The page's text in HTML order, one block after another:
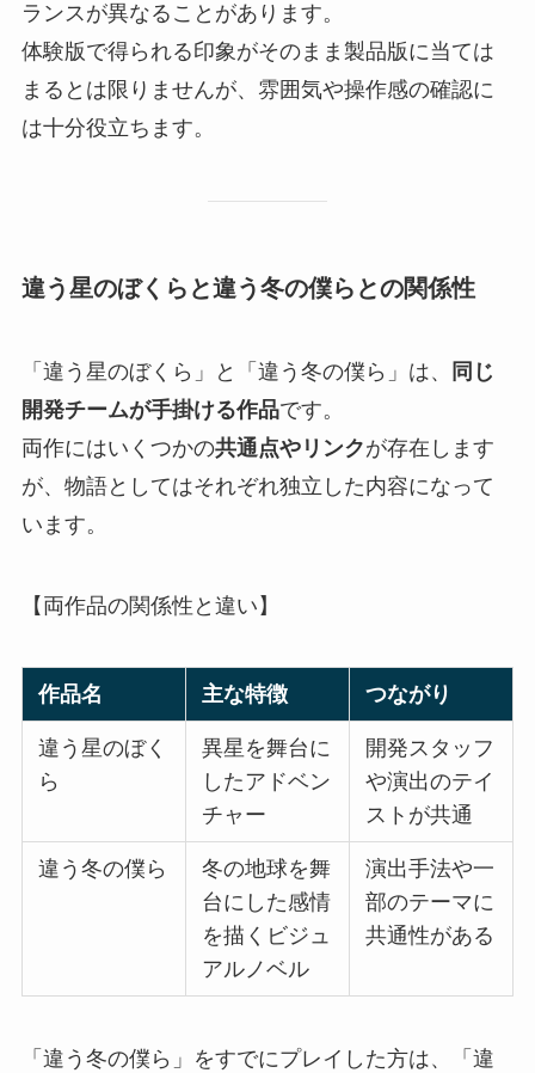
ランスが異なることがあります。
体験版で得られる印象がそのまま製品版に当ては
まるとは限りませんが、雰囲気や操作感の確認に
は十分役立ちます。
違う星のぼくらと違う冬の僕らとの関係性
「違う星のぼくら」と「違う冬の僕ら」は、
同じ
開発チームが手掛ける作品です。
両作にはいくつかの共通点やリンクが存在します
が、物語としてはそれぞれ独立した内容になって
います。
【両作品の関係性と違い】
作品名 主な特徴 つながり
違う星のぼく
ら
異星を舞台に
したアドベン
チャー
開発スタッフ
や演出のテイ
ストが共通
違う冬の僕ら
冬の地球を舞
台にした感情
を描くビジュ
アルノベル
演出手法や一
部のテーマに
共通性がある
「違う冬の僕ら」をすでにプレイした方は、「違